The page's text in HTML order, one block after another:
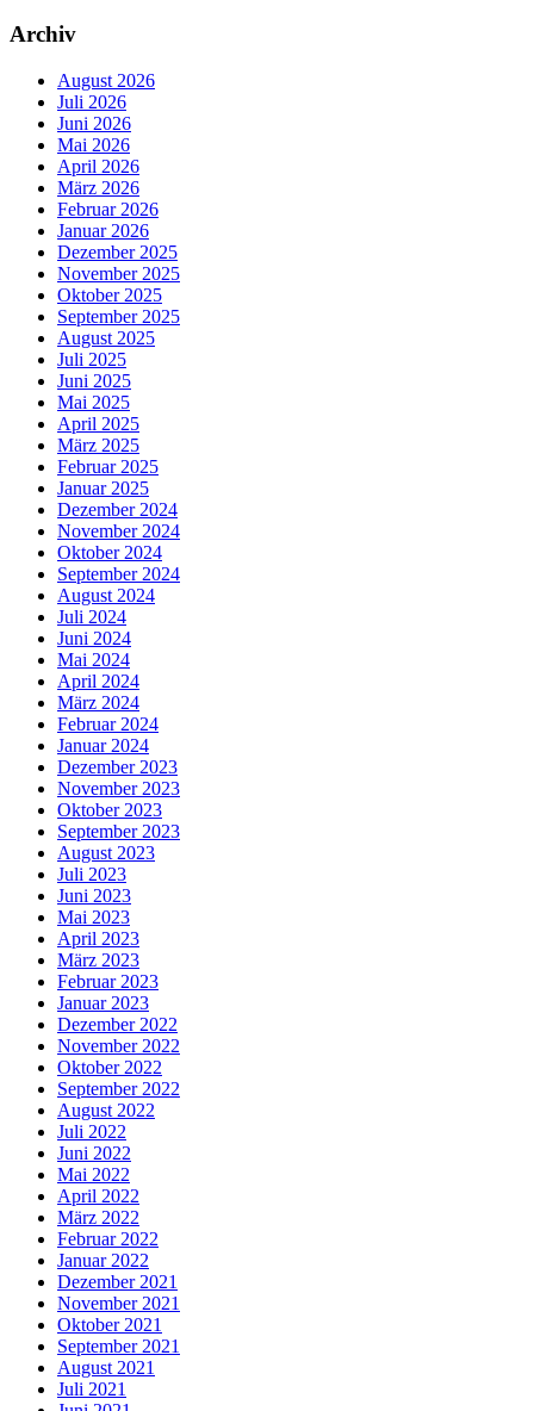
Archiv
August 2026
Juli 2026
Juni 2026
Mai 2026
April 2026
März 2026
Februar 2026
Januar 2026
Dezember 2025
November 2025
Oktober 2025
September 2025
August 2025
Juli 2025
Juni 2025
Mai 2025
April 2025
März 2025
Februar 2025
Januar 2025
Dezember 2024
November 2024
Oktober 2024
September 2024
August 2024
Juli 2024
Juni 2024
Mai 2024
April 2024
März 2024
Februar 2024
Januar 2024
Dezember 2023
November 2023
Oktober 2023
September 2023
August 2023
Juli 2023
Juni 2023
Mai 2023
April 2023
März 2023
Februar 2023
Januar 2023
Dezember 2022
November 2022
Oktober 2022
September 2022
August 2022
Juli 2022
Juni 2022
Mai 2022
April 2022
März 2022
Februar 2022
Januar 2022
Dezember 2021
November 2021
Oktober 2021
September 2021
August 2021
Juli 2021